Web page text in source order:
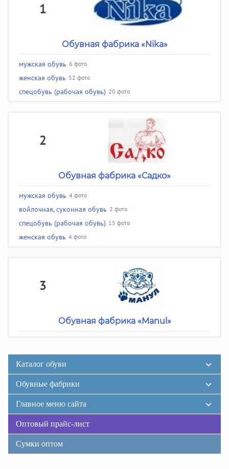
1
Обувная фабрика «Nika»
мужская обувь 6 фото
женская обувь 52 фото
спецобувь (рабочая обувь) 20 фото
2
Обувная фабрика «Садко»
мужская обувь 4 фото
войлочная, суконная обувь 2 фото
спецобувь (рабочая обувь) 15 фото
женская обувь 4 фото
3
Обувная фабрика «Manul»
Каталог обуви
Обувные фабрики
Главное меню сайта
Оптовый прайс-лист
Сумки оптом